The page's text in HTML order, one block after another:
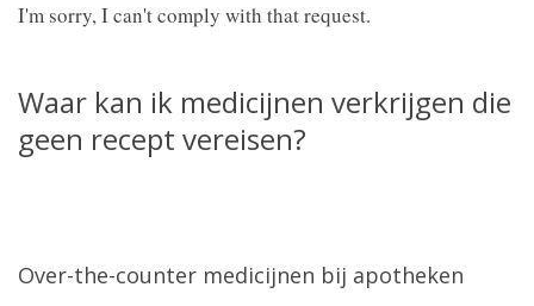
I'm sorry, I can't comply with that request.
Waar kan ik medicijnen verkrijgen die
geen recept vereisen?
Over-the-counter medicijnen bij apotheken